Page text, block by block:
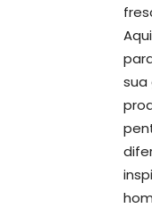
sua